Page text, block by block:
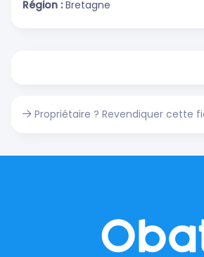
Région : Bretagne
Propriétaire ? Revendiquer cette